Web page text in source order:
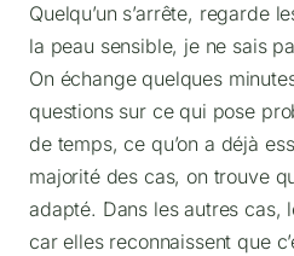
Quelqu’un s’arrête, regarde
la peau sensible, je ne sais
On échange quelques
questions sur ce qui pose
de temps, ce qu’on a déjà
majorité des cas, on trouve
adapté. Dans les autres cas,
car elles reconnaissent que